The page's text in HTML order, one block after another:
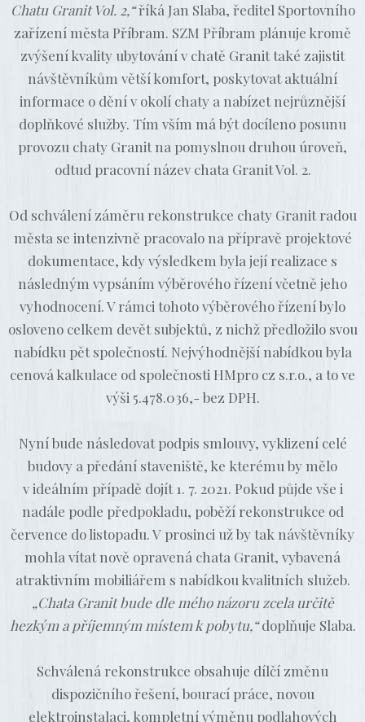
Chatu Granit Vol. 2,“říká Jan Slaba, ředitel Sportovního
zařízení města Příbram. SZM Příbram plánuje kromě
zvýšení kvality ubytování v chatě Granit také zajistit
návštěvníkům větší komfort, poskytovat aktuální
informace o dění v okolí chaty a nabízet nejrůznější
doplňkové služby. Tím vším má být docíleno posunu
provozu chaty Granit na pomyslnou druhou úroveň,
odtud pracovní název chata Granit Vol. 2.
Od schválení záměru rekonstrukce chaty Granit radou
města se intenzivně pracovalo na přípravě projektové
dokumentace, kdy výsledkem byla její realizace s
následným vypsáním výběrového řízení včetně jeho
vyhodnocení. V rámci tohoto výběrového řízení bylo
osloveno celkem devět subjektů, z nichž předložilo svou
nabídku pět společností. Nejvýhodnější nabídkou byla
cenová kalkulace od společnosti HMpro cz s.r.o., a to ve
výši 5.478.036,- bez DPH.
Nyní bude následovat podpis smlouvy, vyklizení celé
budovy a předání staveniště, ke kterému by mělo
v ideálním případě dojít 1. 7. 2021. Pokud půjde vše i
nadále podle předpokladu, poběží rekonstrukce od
července do listopadu. V prosinci už by tak návštěvníky
mohla vítat nově opravená chata Granit, vybavená
atraktivním mobiliářem s nabídkou kvalitních služeb.
„Chata Granit bude dle mého názoru zcela určitě
hezkým a příjemným místem k pobytu,“doplňuje Slaba.
Schválená rekonstrukce obsahuje dílčí změnu
dispozičního řešení, bourací práce, novou
elektroinstalaci, kompletní výměnu podlahových